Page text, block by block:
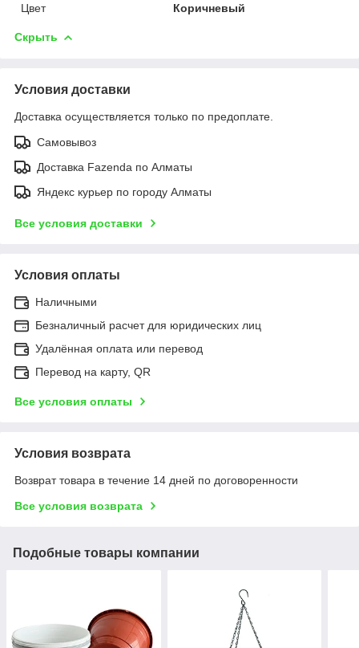
Цвет
Коричневый
Скрыть
Условия доставки
Доставка осуществляется только по предоплате.
Самовывоз
Доставка Fazenda по Алматы
Яндекс курьер по городу Алматы
Все условия доставки
Условия оплаты
Наличными
Безналичный расчет для юридических лиц
Удалённая оплата или перевод
Перевод на карту, QR
Все условия оплаты
Условия возврата
Возврат товара в течение 14 дней по договоренности
Все условия возврата
Подобные товары компании